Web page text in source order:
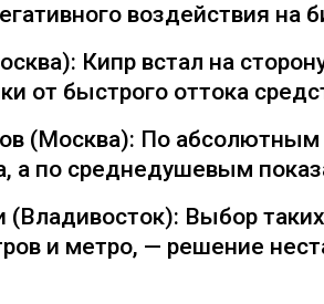
воздействия на
Кипр встал на
от быстрого оттока
(Москва): По
а по среднедушевым
Выбор
и метро, — решение